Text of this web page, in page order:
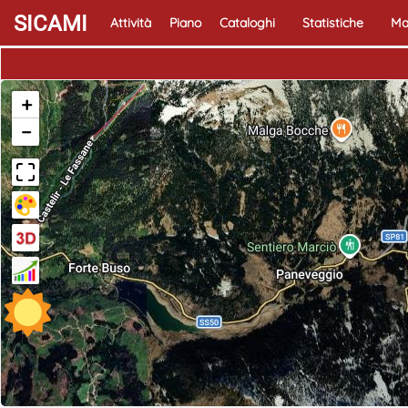
SICAMI Attività Piano Cataloghi Statistiche
+
−